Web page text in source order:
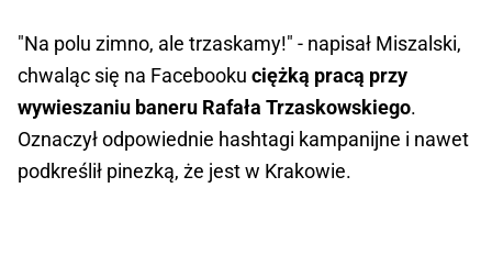
"Na polu zimno, ale trzaskamy!" - napisał Miszalski,
chwaląc się na Facebooku ciężką pracą przy
wywieszaniu baneru Rafała Trzaskowskiego.
Oznaczył odpowiednie hashtagi kampanijne i nawet
podkreślił pinezką, że jest w Krakowie.